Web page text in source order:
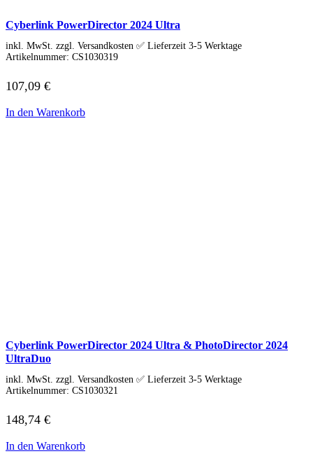
Cyberlink PowerDirector 2024 Ultra
inkl. MwSt. zzgl. Versandkosten ✅ Lieferzeit 3-5 Werktage
Artikelnummer: CS1030319
107,09 €
In den Warenkorb
Cyberlink PowerDirector 2024 Ultra & PhotoDirector 2024
UltraDuo
inkl. MwSt. zzgl. Versandkosten ✅ Lieferzeit 3-5 Werktage
Artikelnummer: CS1030321
148,74 €
In den Warenkorb